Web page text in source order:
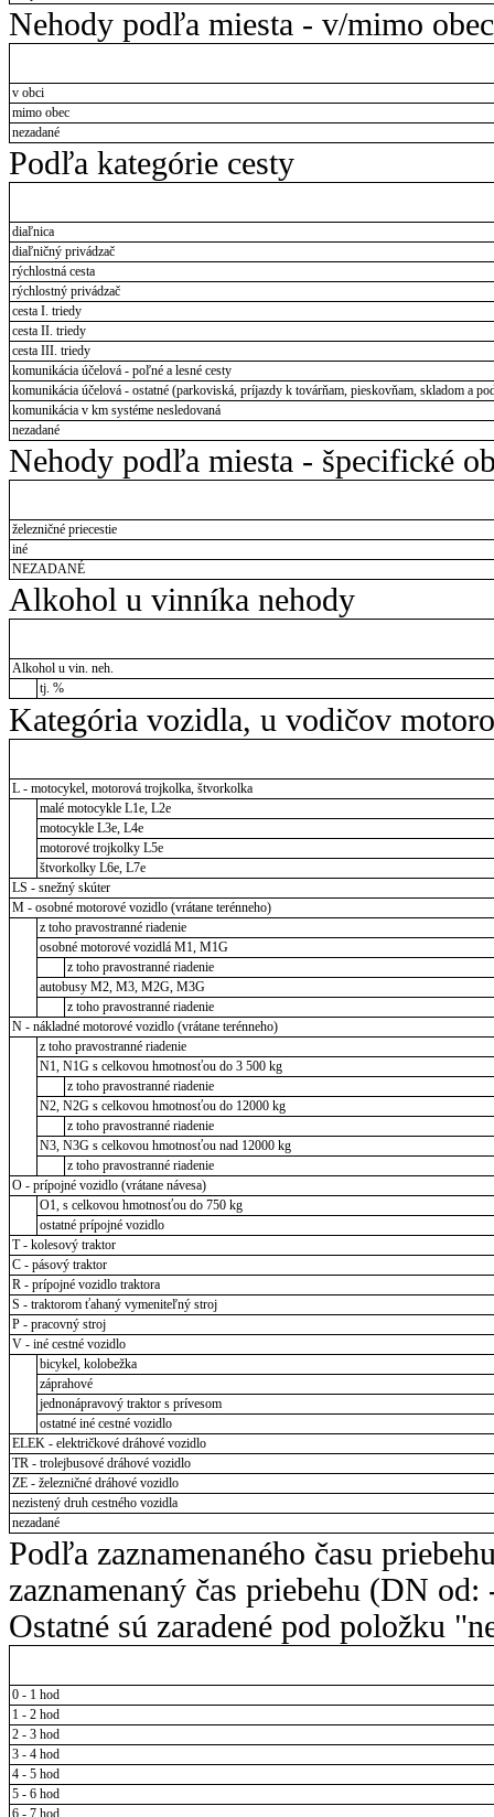
Nehody podľa miesta - v/mimo obec
v obci
mimo obec
nezadané
Podľa kategórie cesty
diaľnica
diaľničný privádzač
rýchlostná cesta
rýchlostný privádzač
cesta I. triedy
cesta II. triedy
cesta III. triedy
komunikácia účelová - poľné a lesné cesty
komunikácia účelová - ostatné (parkoviská, príjazdy k továrňam, pieskovňam, skladom a
komunikácia v km systéme nesledovaná
nezadané
Nehody podľa miesta - špecifické
železničné priecestie
iné
NEZADANÉ
Alkohol u vinníka nehody
Alkohol u vin. neh.
tj. %
Kategória vozidla, u vodičov
L - motocykel, motorová trojkolka, štvorkolka
malé motocykle L1e, L2e
motocykle L3e, L4e
motorové trojkolky L5e
štvorkolky L6e, L7e
LS - snežný skúter
M - osobné motorové vozidlo (vrátane terénneho)
z toho pravostranné riadenie
osobné motorové vozidlá M1, M1G
z toho pravostranné riadenie
autobusy M2, M3, M2G, M3G
z toho pravostranné riadenie
N - nákladné motorové vozidlo (vrátane terénneho)
z toho pravostranné riadenie
N1, N1G s celkovou hmotnosťou do 3 500 kg
z toho pravostranné riadenie
N2, N2G s celkovou hmotnosťou do 12000 kg
z toho pravostranné riadenie
N3, N3G s celkovou hmotnosťou nad 12000 kg
z toho pravostranné riadenie
O - prípojné vozidlo (vrátane návesa)
O1, s celkovou hmotnosťou do 750 kg
ostatné prípojné vozidlo
T - kolesový traktor
C - pásový traktor
R - prípojné vozidlo traktora
S - traktorom ťahaný vymeniteľný stroj
P - pracovný stroj
V - iné cestné vozidlo
bicykel, kolobežka
záprahové
jednonápravový traktor s prívesom
ostatné iné cestné vozidlo
ELEK - električkové dráhové vozidlo
TR - trolejbusové dráhové vozidlo
ZE - železničné dráhové vozidlo
nezistený druh cestného vozidla
nezadané
Podľa zaznamenaného času
zaznamenaný čas priebehu (DN
Ostatné sú zaradené pod položku
0 - 1 hod
1 - 2 hod
2 - 3 hod
3 - 4 hod
4 - 5 hod
5 - 6 hod
6 - 7 hod